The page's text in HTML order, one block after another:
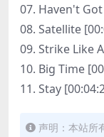
07. Haven't
08. Satellite
09. Strike Like
10. Big Time
11. Stay
声明：本站所